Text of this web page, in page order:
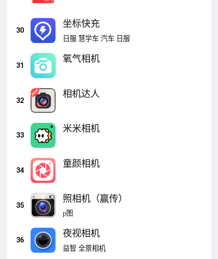
30
坐标快充
日服 慧学车 汽车 日服
31
氧气相机
32
相机达人
33
米米相机
34
童颜相机
35
照相机（赢传）
p图
36
夜视相机
益智 全景相机